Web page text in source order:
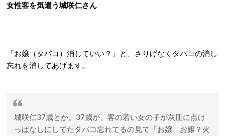
女性客を気遣う城咲仁さん
「お嬢（タバコ）消していい？」と、さりげなくタバコの消し
忘れを消してあげます。
城咲仁37歳とか。37歳が、客の若い女の子が灰皿に点け
っぱなしにしてたタバコ忘れてるの見て『お嬢、お嬢？火